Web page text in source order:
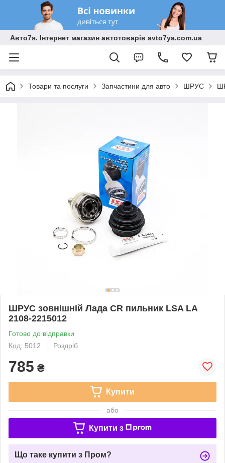
Авто7я. Інтернет магазин автотоварів avto7ya.com.ua
Товари та послуги Запчастини для авто ШРУС
ШРУС зовнішній Лада CR пильник LSA LA
2108-2215012
Готово до відправки
Код: 5012
Роздріб
785 ₴
Купити
або
Купити з
Що таке купити з Пром?